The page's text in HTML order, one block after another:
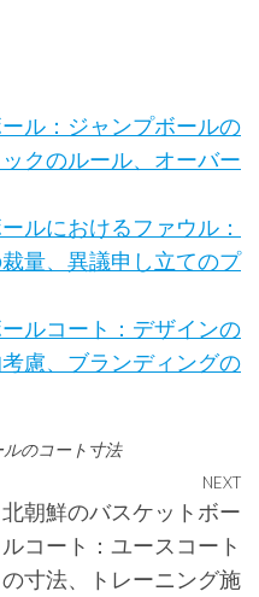
ル：ジャンプボールの
クのルール、オーバー
ルにおけるファウル：
量、異議申し立てのプ
ルコート：デザインの
慮、ブランディングの
のコート寸法
NEXT
北朝鮮のバスケットボー
ルコート：ユースコート
の寸法、トレーニング施